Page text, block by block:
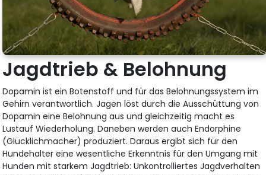
Jagdtrieb & Belohnung
Dopamin ist ein Botenstoff und für das Belohnungssystem im
Gehirn verantwortlich. Jagen löst durch die Ausschüttung von
Dopamin eine Belohnung aus und gleichzeitig macht es
Lustauf Wiederholung. Daneben werden auch Endorphine
(Glücklichmacher) produziert. Daraus ergibt sich für den
Hundehalter eine wesentliche Erkenntnis für den Umgang mit
Hunden mit starkem Jagdtrieb: Unkontrolliertes Jagdverhalten